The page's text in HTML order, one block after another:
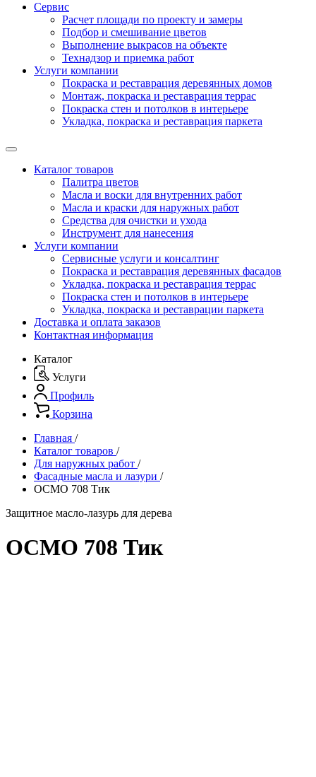
Сервис
Расчет площади по проекту и замеры
Подбор и смешивание цветов
Выполнение выкрасов на объекте
Технадзор и приемка работ
Услуги компании
Покраска и реставрация деревянных домов
Монтаж, покраска и реставрация террас
Покраска стен и потолков в интерьере
Укладка, покраска и реставрация паркета
Каталог товаров
Палитра цветов
Масла и воски для внутренних работ
Масла и краски для наружных работ
Средства для очистки и ухода
Инструмент для нанесения
Услуги компании
Сервисные услуги и консалтинг
Покраска и реставрация деревянных фасадов
Укладка, покраска и реставрация террас
Покраска стен и потолков в интерьере
Укладка, покраска и реставрации паркета
Доставка и оплата заказов
Контактная информация
Каталог
Услуги
Профиль
Корзина
Главная /
Каталог товаров /
Для наружных работ /
Фасадные масла и лазури /
ОСМО 708 Тик
Защитное масло-лазурь для дерева
ОСМО 708 Тик